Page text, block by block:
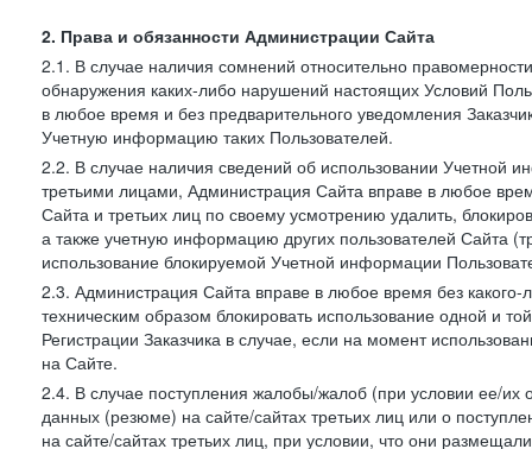
2. Права и обязанности Администрации Сайта
2.1. В случае наличия сомнений относительно
обнаружения каких-либо нарушений настоящих Условий
в любое время и без предварительного уведомления
Учетную информацию таких Пользователей.
2.2. В случае наличия сведений об использовании Учетной
третьими лицами, Администрация Сайта вправе в любое
Сайта и третьих лиц по своему усмотрению удалить,
а также учетную информацию других пользователей Сайта
использование блокируемой Учетной информации
2.3. Администрация Сайта вправе в любое время без
техническим образом блокировать использование одной и
Регистрации Заказчика в случае, если на момент
на Сайте.
2.4. В случае поступления жалобы/жалоб (при условии ее/их
данных (резюме) на сайте/сайтах третьих лиц или о
на сайте/сайтах третьих лиц, при условии, что они